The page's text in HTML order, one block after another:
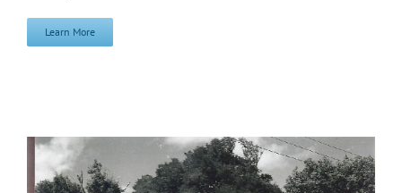
Learn More